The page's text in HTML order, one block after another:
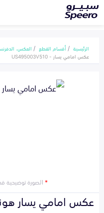
الرئيسية أقسام القطع
العكس،
عكس امامي يسار - US495003V510
*الصورة توضيحية
عكس امامي يسار هونداي